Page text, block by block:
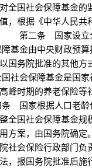
全国社会保障基金的
，根据《中华人民共
第二条 国家设立
金由中央财政预算
国务院批准的其他方
会保障基金是国家
峰时期的养老保险等
国家根据人口老龄
整全国社会保障基
用方案，由国务院
社会保险行政部门负
法，报国务院批准